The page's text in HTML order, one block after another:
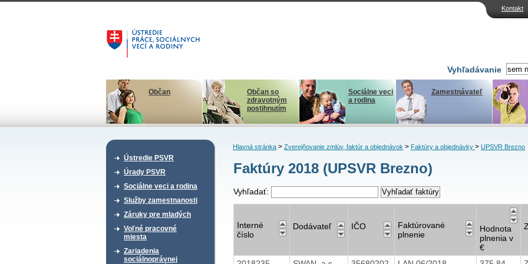
Kontakt
Vyhľadávanie
Občan
Občan so
zdravotným
postihnutím
Sociálne veci
a rodina
Zamestnávateľ
Ústredie PSVR
Úrady PSVR
Sociálne veci a rodina
Služby zamestnanosti
Záruky pre mladých
Voľné pracovné
miesta
Zariadenia
sociálnoprávnej
Hlavná stránka> Zverejňovanie zmlúv, faktúr a objednávok> Faktúry a objednávky > UPSVR Brezno
Faktúry 2018 (UPSVR Brezno)
Vyhľadať:
Interné
číslo
Dodávateľ IČO
Faktúrované
plnenie
Hodnota
plnenia v
€